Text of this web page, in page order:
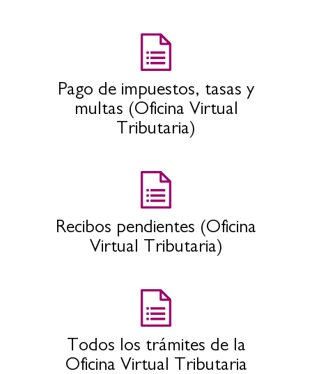
Pago de impuestos, tasas y
multas (Oficina Virtual
Tributaria)
Recibos pendientes (Oficina
Virtual Tributaria)
Todos los trámites de la
Oficina Virtual Tributaria